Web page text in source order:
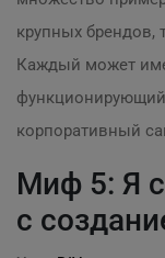
крупных брендов,
Каждый может
функционирующий
корпоративный
Миф 5: Я
с